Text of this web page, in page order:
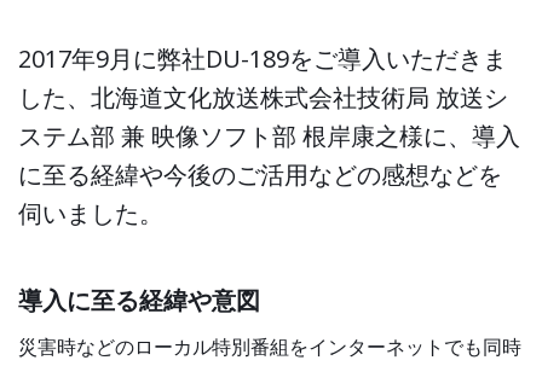
2017年9月に弊社DU-189をご導入いただきま
した、北海道文化放送株式会社技術局 放送シ
ステム部 兼 映像ソフト部 根岸康之様に、導入
に至る経緯や今後のご活用などの感想などを
伺いました。
導入に至る経緯や意図
災害時などのローカル特別番組をインターネットでも同時